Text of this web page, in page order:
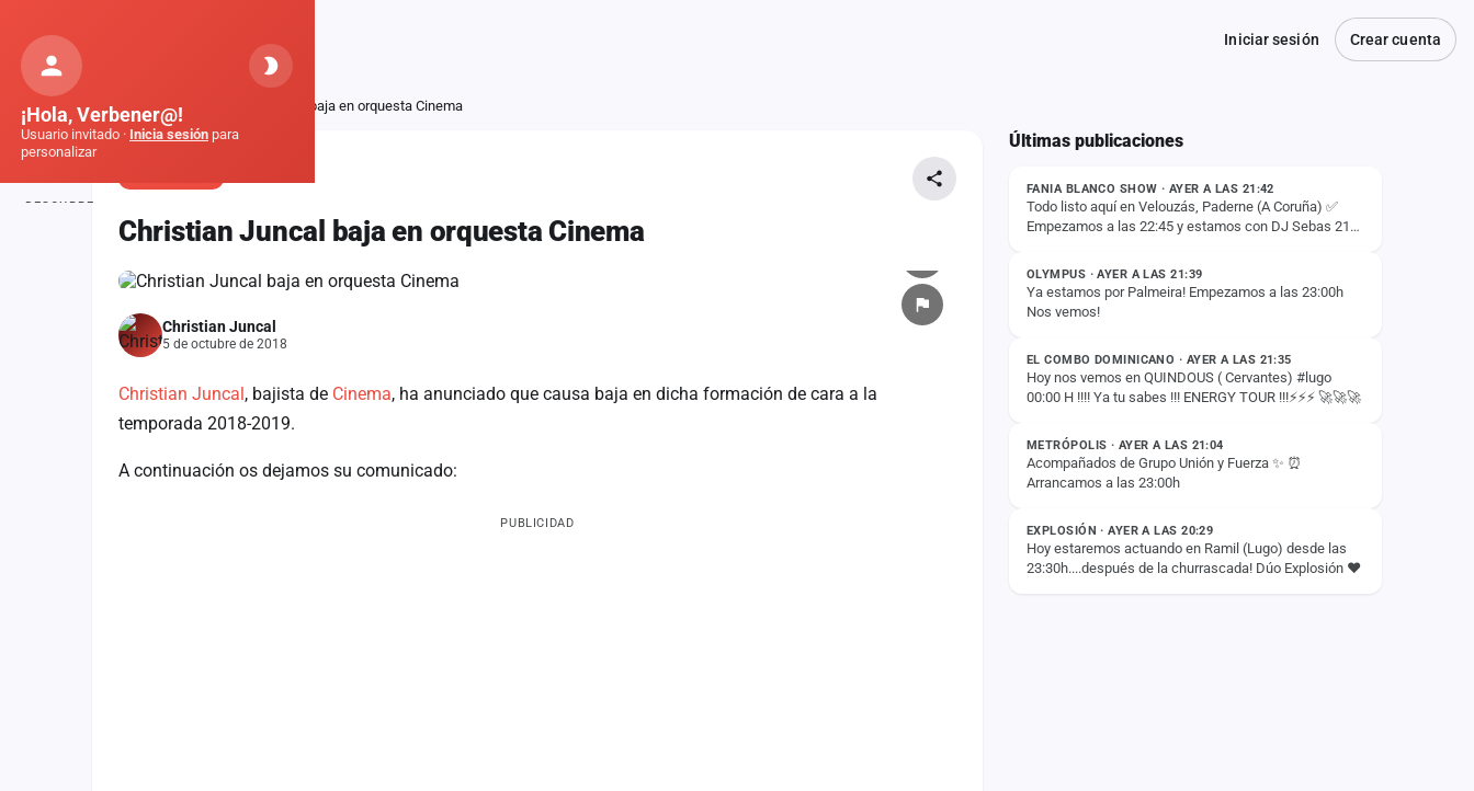
Iniciar sesión Crear cuenta
Inicio Noticias Christian Juncal baja en orquesta Cinema
Christian Juncal baja en orquesta Cinema
Christian Juncal
5 de octubre de 2018
Christian Juncal, bajista de Cinema, ha anunciado que causa baja en dicha formación de cara a la
temporada 2018-2019.
A continuación os dejamos su comunicado:
PUBLICIDAD
Últimas publicaciones
ESTADO
FANIA BLANCO SHOW · AYER A LAS 21:42
Todo listo aquí en Velouzás, Paderne (A Coruña) ✅️
Empezamos a las 22:45 y estamos con DJ Sebas 21
ESTADO
OLYMPUS · AYER A LAS 21:39
Ya estamos por Palmeira! Empezamos a las 23:00h
Nos vemos!
ESTADO
EL COMBO DOMINICANO · AYER A LAS 21:35
Hoy nos vemos en QUINDOUS ( Cervantes) #lugo
00:00 H !!!! Ya tu sabes !!! ENERGY TOUR !!!⚡️⚡️⚡️ 🚀🚀🚀
ESTADO
METRÓPOLIS · AYER A LAS 21:04
Acompañados de Grupo Unión y Fuerza ✨ ⏰
Arrancamos a las 23:00h
ESTADO
EXPLOSIÓN · AYER A LAS 20:29
Hoy estaremos actuando en Ramil (Lugo) desde las
23:30h....después de la churrascada! Dúo Explosión ❤️
¡Hola, Verbener@!
Usuario invitado · Inicia sesión para
personalizar
DESCUBRE
Formaciones
Mapa de fiestas
Componentes